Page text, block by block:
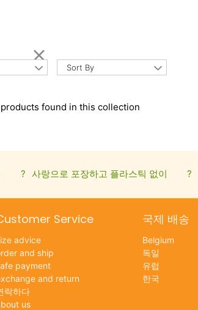
Sort By
found in this collection
? 사랑으로 포장하고 플라스틱 없이 ?
Service
advice
and ship
payment
and return
락하다
us
국제 배송
Belgium
독일
유럽
한국